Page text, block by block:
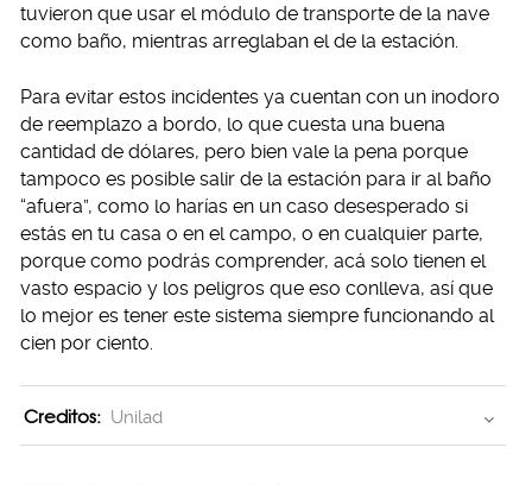
tuvieron que usar el módulo de transporte de la nave
como baño, mientras arreglaban el de la estación.
Para evitar estos incidentes ya cuentan con un inodoro
de reemplazo a bordo, lo que cuesta una buena
cantidad de dólares, pero bien vale la pena porque
tampoco es posible salir de la estación para ir al baño
“afuera”, como lo harías en un caso desesperado si
estás en tu casa o en el campo, o en cualquier parte,
porque como podrás comprender, acá solo tienen el
vasto espacio y los peligros que eso conlleva, así que
lo mejor es tener este sistema siempre funcionando al
cien por ciento.
Creditos: Unilad